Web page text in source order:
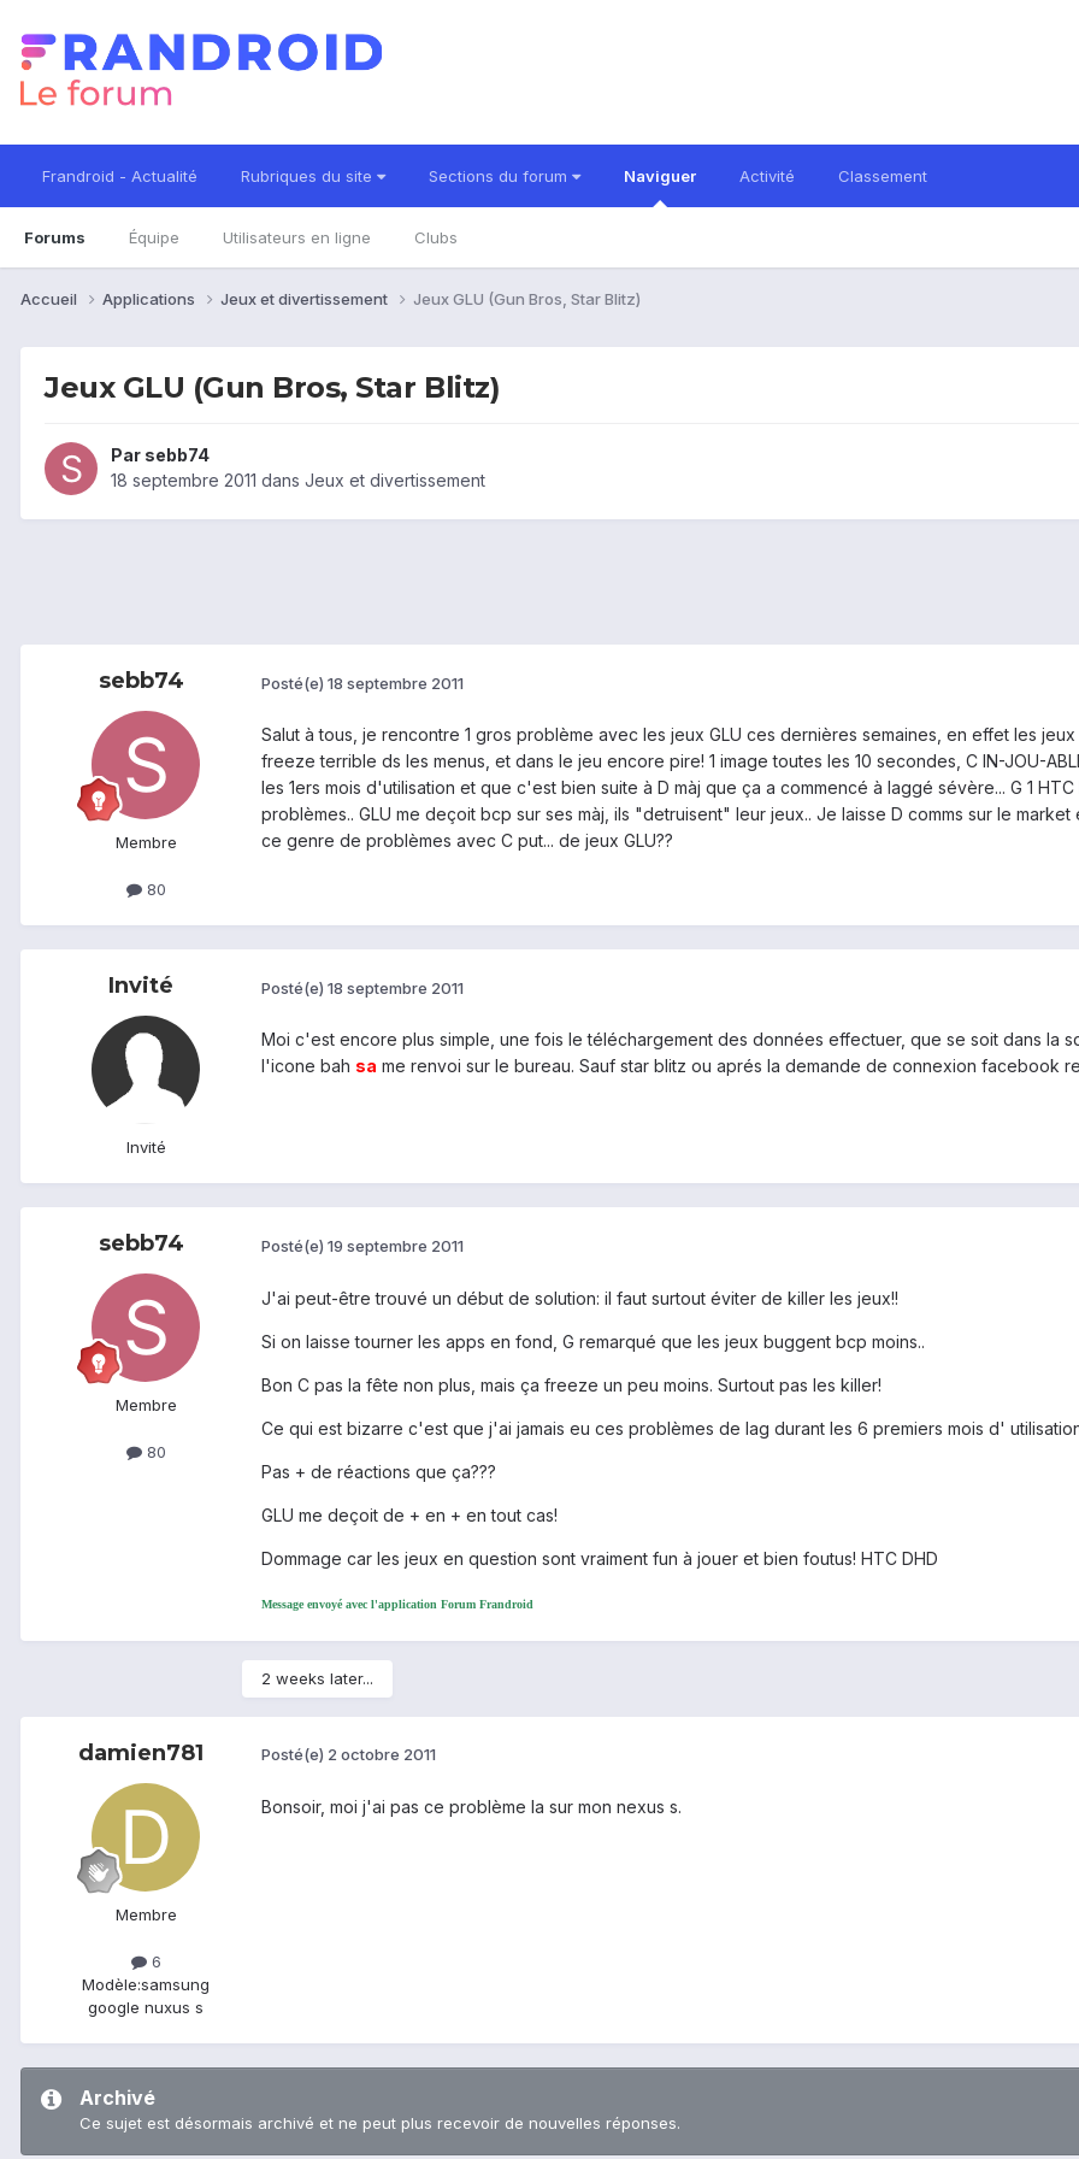
Frandroid - Actualité Rubriques du site Sections du forum Naviguer
Forums Équipe Utilisateurs en ligne Clubs
Activité Classement
Accueil Applications Jeux et divertissement Jeux GLU (Gun Bros, Star Blitz)
Jeux GLU (Gun Bros, Star Blitz)
Par sebb74
18 septembre 2011 dans Jeux et divertissement
sebb74
Membre
80
Posté(e) 18 septembre 2011
Salut à tous, je rencontre 1 gros problème avec les jeux GLU ces dernières semaines, en effet les
freeze terrible ds les menus, et dans le jeu encore pire! 1 image toutes les 10 secondes, C IN-JOU-
les 1ers mois d'utilisation et que c'est bien suite à D màj que ça a commencé à laggé sévère... G 1
problèmes.. GLU me deçoit bcp sur ses màj, ils "detruisent" leur jeux.. Je laisse D comms sur le
ce genre de problèmes avec C put... de jeux GLU??
Invité
Invité
Posté(e) 18 septembre 2011
Moi c'est encore plus simple, une fois le téléchargement des données effectuer, que se soit dans la
l'icone bah sa me renvoi sur le bureau. Sauf star blitz ou aprés la demande de connexion facebook
sebb74
Membre
80
Posté(e) 19 septembre 2011
J'ai peut-être trouvé un début de solution: il faut surtout éviter de killer les jeux!!
Si on laisse tourner les apps en fond, G remarqué que les jeux buggent bcp moins..
Bon C pas la fête non plus, mais ça freeze un peu moins. Surtout pas les killer!
Ce qui est bizarre c'est que j'ai jamais eu ces problèmes de lag durant les 6 premiers mois d'
Pas + de réactions que ça???
GLU me deçoit de + en + en tout cas!
Dommage car les jeux en question sont vraiment fun à jouer et bien foutus! HTC DHD
Message envoyé avec l'application Forum Frandroid
2 weeks later...
damien781
Membre
6
Modèle:samsung
google nuxus s
Posté(e) 2 octobre 2011
Bonsoir, moi j'ai pas ce problème la sur mon nexus s.
Archivé
Ce sujet est désormais archivé et ne peut plus recevoir de nouvelles réponses.